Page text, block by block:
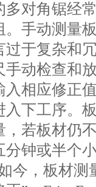
多对角锯经
。手动测量
过于复杂和
手动检查和
入相应修正
入下工序。
，若板材仍
分钟或半个
今，板材测